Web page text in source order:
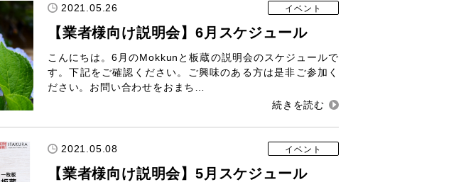
2021.05.26 イベント
【業者様向け説明会】6月スケジュール
こんにちは。6月のMokkunと板蔵の説明会のスケジュールで
す。下記をご確認ください。ご興味のある方は是非ご参加く
ださい。お問い合わせをおまち…
2021.05.08 イベント
【業者様向け説明会】5月スケジュール